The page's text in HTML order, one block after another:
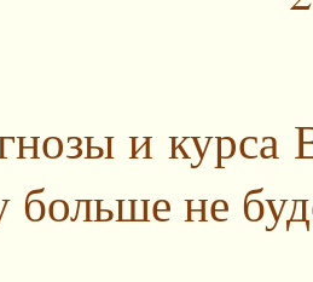
и курса
больше не